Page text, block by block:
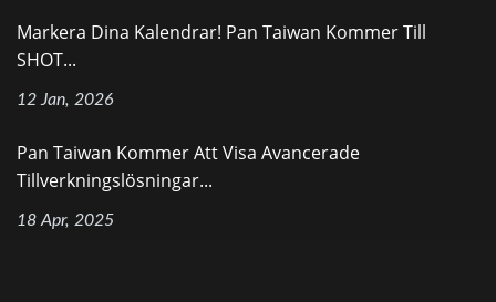
Markera Dina Kalendrar! Pan Taiwan Kommer Till
SHOT...
12 Jan, 2026
Pan Taiwan Kommer Att Visa Avancerade
Tillverkningslösningar...
18 Apr, 2025